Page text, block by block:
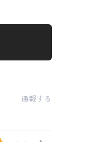
通報する